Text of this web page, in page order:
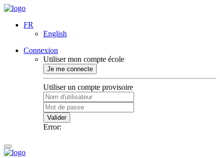
FR
English
Connexion
Utiliser mon compte école
Je me connecte
Utiliser un compte provisoire
Valider
Error: